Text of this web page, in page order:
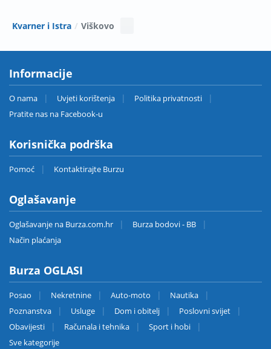
Kvarner i Istra Viškovo
Informacije
O nama Uvjeti korištenja
Politika privatnosti
Pratite nas na Facebook-u
Korisnička podrška
Pomoć Kontaktirajte Burzu
Oglašavanje
Oglašavanje na Burza.com.hr
Burza bodovi - BB
Način plaćanja
Burza OGLASI
Posao Nekretnine Auto-moto
Nautika
Poznanstva
Usluge Dom i obitelj
Poslovni svijet
Obavijesti
Računala i tehnika
Sport i hobi
Sve kategorije